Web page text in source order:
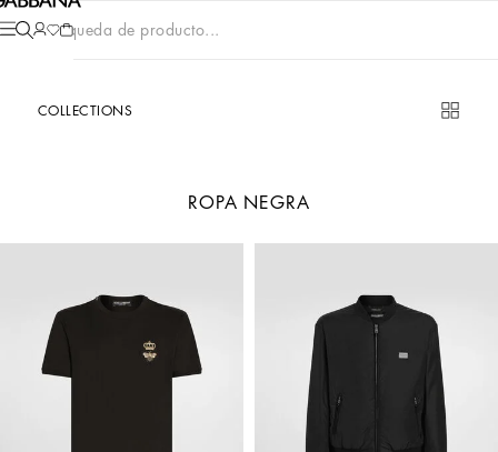
Búsqueda de producto...
COLLECTIONS
ROPA NEGRA